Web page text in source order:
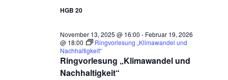
HGB 20
Ringvorlesung „Klimawandel und
Nachhaltigkeit“
November 13, 2025 @ 16:00 - Februar 19, 2026
@ 18:00
Ringvorlesung „Klimawandel und
Nachhaltigkeit“